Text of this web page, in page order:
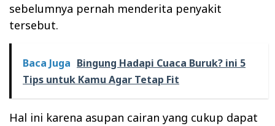
sebelumnya pernah menderita penyakit
tersebut.
Baca Juga Bingung Hadapi Cuaca Buruk? ini 5
Tips untuk Kamu Agar Tetap Fit
Hal ini karena asupan cairan yang cukup dapat